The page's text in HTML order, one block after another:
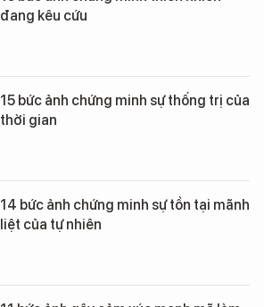
đang kêu cứu
15 bức ảnh chứng minh sự thống trị của
thời gian
14 bức ảnh chứng minh sự tồn tại mãnh
liệt của tự nhiên